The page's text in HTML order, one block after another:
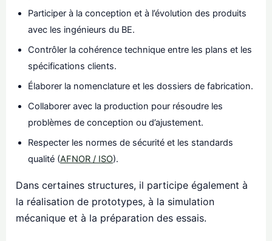
Participer à la conception et à l’évolution des produits
avec les ingénieurs du BE.
Contrôler la cohérence technique entre les plans et les
spécifications clients.
Élaborer la nomenclature et les dossiers de fabrication.
Collaborer avec la production pour résoudre les
problèmes de conception ou d’ajustement.
Respecter les normes de sécurité et les standards
qualité (AFNOR / ISO).
Dans certaines structures, il participe également à
la réalisation de prototypes, à la simulation
mécanique et à la préparation des essais.